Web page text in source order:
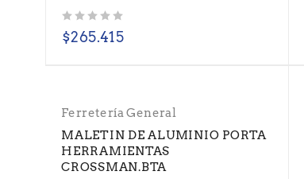
$265.415
Ferretería General
MALETIN DE ALUMINIO PORTA
HERRAMIENTAS
CROSSMAN.BTA